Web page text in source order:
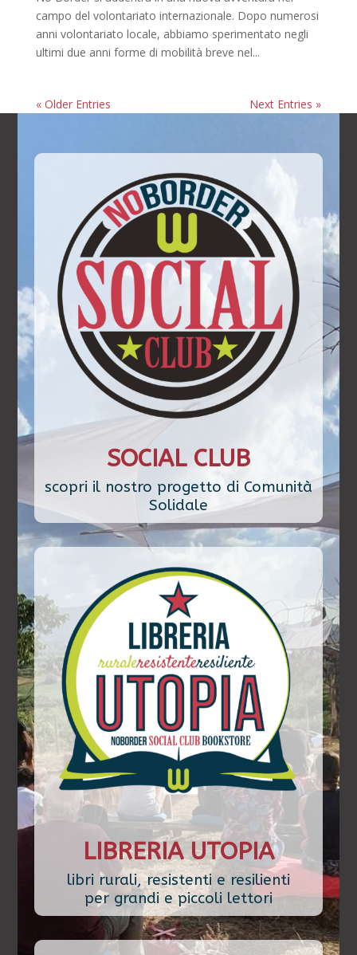
campo del volontariato internazionale. Dopo numerosi
anni volontariato locale, abbiamo sperimentato negli
ultimi due anni forme di mobilità breve nel...
« Older Entries Next Entries »
SOCIAL CLUB
scopri il nostro progetto di Comunità
Solidale
LIBRERIA UTOPIA
libri rurali, resistenti e resilienti
per grandi e piccoli lettori